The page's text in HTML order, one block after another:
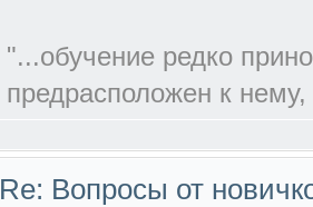
"...обучение редко
предрасположен к
Re: Вопросы от